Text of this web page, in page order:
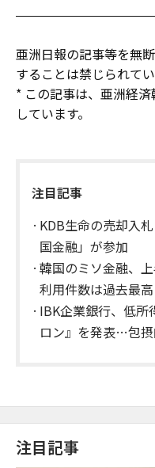
亜洲日報の記事等を無
することは禁じられてい
* この記事は、亜洲経
しています。
注目記事
KDB生命の売却入
国金融」が参加
韓国のミソ金融、
利用件数は過去最高
IBK企業銀行、低所
ロン』を発表…包
注目記事